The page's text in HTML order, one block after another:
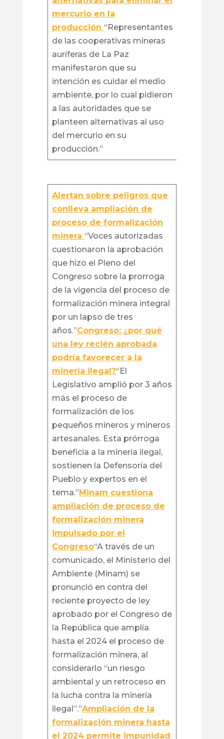
mercurio en la
producción “Representantes
de las cooperativas mineras
auríferas de La Paz
manifestaron que su
intención es cuidar el medio
ambiente, por lo cual pidieron
a las autoridades que se
planteen alternativas al uso
del mercurio en su
producción.”
Alertan sobre peligros que
conlleva ampliación de
proceso de formalización
minera “Voces autorizadas
cuestionaron la aprobación
que hizo el Pleno del
Congreso sobre la prorroga
de la vigencia del proceso de
formalización minera integral
por un lapso de tres
años.”Congreso: ¿por qué
una ley recién aprobada
podría favorecer a la
minería ilegal?“El
Legislativo amplió por 3 años
más el proceso de
formalización de los
pequeños mineros y mineros
artesanales. Esta prórroga
beneficia a la minería ilegal,
sostienen la Defensoría del
Pueblo y expertos en el
tema.”Minam cuestiona
ampliación de proceso de
formalización minera
impulsado por el
Congreso“A través de un
comunicado, el Ministerio del
Ambiente (Minam) se
pronunció en contra del
reciente proyecto de ley
aprobado por el Congreso de
la República que amplía
hasta el 2024 el proceso de
formalización minera, al
considerarlo “un riesgo
ambiental y un retroceso en
la lucha contra la minería
ilegal”.”Ampliación de la
formalización minera hasta
el 2024 permite impunidad